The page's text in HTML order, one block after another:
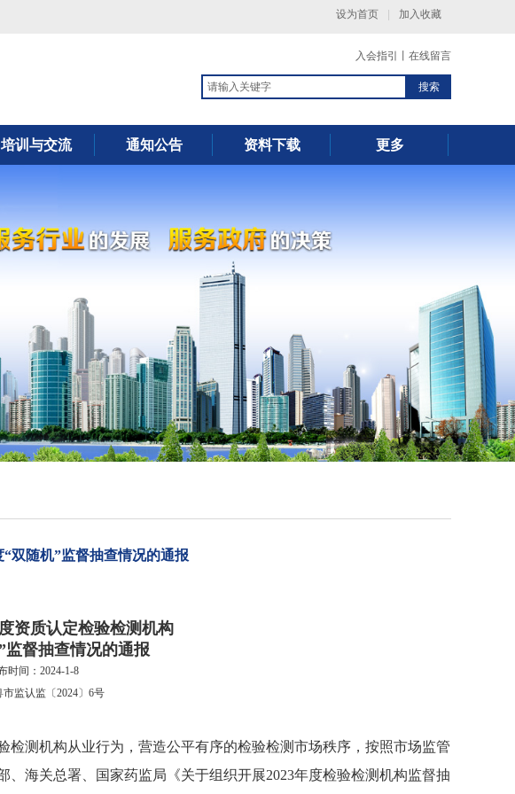
培训与交流 通知公告 资料下载 更多
设为首页 加入收藏
搜索
入会指引 在线留言
“双随机”监督抽查情况的通报
资质认定检验检测机构
监督抽查情况的通报
时间：2024-1-8
监认监〔2024〕6号
测机构从业行为，营造公平有序的检验检测市场秩序，按照市场监管
海关总署、国家药监局《关于组织开展2023年度检验检测机构监督抽